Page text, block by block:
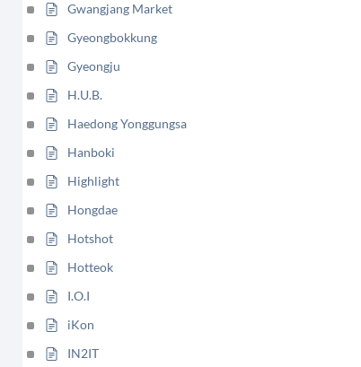
Gwangjang Market
Gyeongbokkung
Gyeongju
H.U.B.
Haedong Yonggungsa
Hanboki
Highlight
Hongdae
Hotshot
Hotteok
I.O.I
iKon
IN2IT